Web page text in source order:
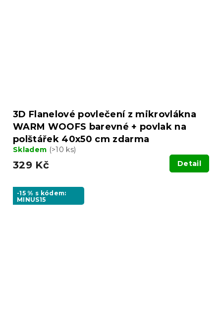
3D Flanelové povlečení z mikrovlákna
WARM WOOFS barevné + povlak na
polštářek 40x50 cm zdarma
Skladem (>10 ks)
329 Kč Detail
-15 % s kódem:
MINUS15